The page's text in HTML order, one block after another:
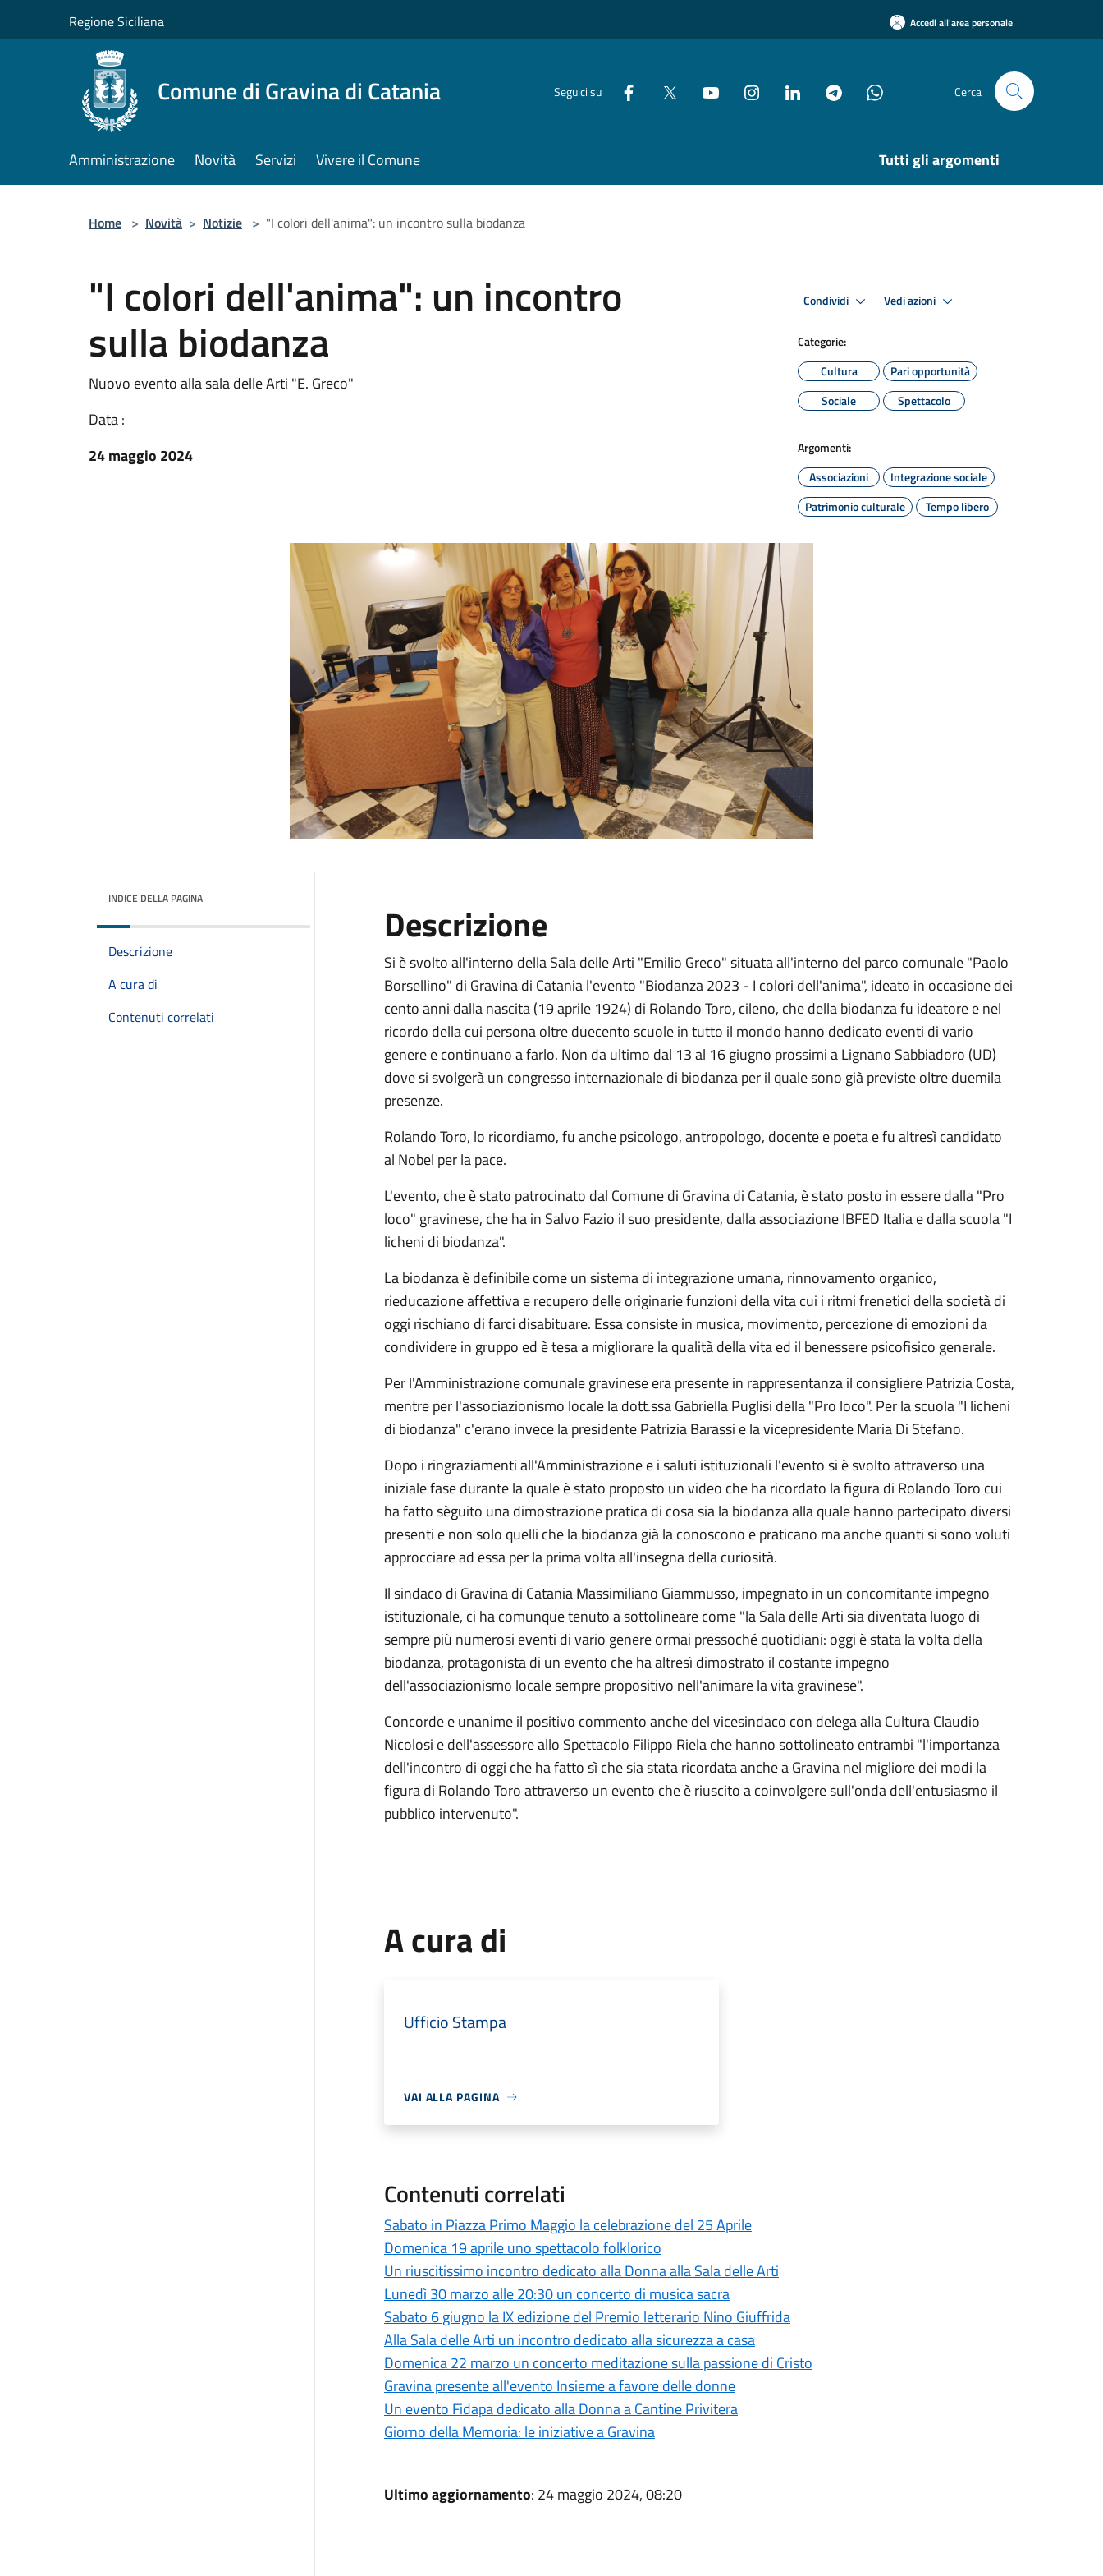
Regione Siciliana Accedi all'area personale
Comune di Gravina di Catania Seguici su Cerca
Amministrazione Novità Servizi Vivere il Comune Tutti gli argomenti
Home > Novità > Notizie > "I colori dell'anima": un incontro sulla biodanza
"I colori dell'anima": un incontro
sulla biodanza
Nuovo evento alla sala delle Arti "E. Greco"
Data :
24 maggio 2024
Condividi Vedi azioni
Categorie:
Cultura
Pari opportunità
Sociale
Spettacolo
Argomenti:
Associazioni
Integrazione sociale
Patrimonio culturale
Tempo libero
INDICE DELLA PAGINA
Descrizione
A cura di
Contenuti correlati
Descrizione
Si è svolto all'interno della Sala delle Arti "Emilio Greco" situata all'interno del parco comunale "Paolo
Borsellino" di Gravina di Catania l'evento "Biodanza 2023 - I colori dell'anima", ideato in occasione dei
cento anni dalla nascita (19 aprile 1924) di Rolando Toro, cileno, che della biodanza fu ideatore e nel
ricordo della cui persona oltre duecento scuole in tutto il mondo hanno dedicato eventi di vario
genere e continuano a farlo. Non da ultimo dal 13 al 16 giugno prossimi a Lignano Sabbiadoro (UD)
dove si svolgerà un congresso internazionale di biodanza per il quale sono già previste oltre duemila
presenze.
Rolando Toro, lo ricordiamo, fu anche psicologo, antropologo, docente e poeta e fu altresì candidato
al Nobel per la pace.
L'evento, che è stato patrocinato dal Comune di Gravina di Catania, è stato posto in essere dalla "Pro
loco" gravinese, che ha in Salvo Fazio il suo presidente, dalla associazione IBFED Italia e dalla scuola "I
licheni di biodanza".
La biodanza è definibile come un sistema di integrazione umana, rinnovamento organico,
rieducazione affettiva e recupero delle originarie funzioni della vita cui i ritmi frenetici della società di
oggi rischiano di farci disabituare. Essa consiste in musica, movimento, percezione di emozioni da
condividere in gruppo ed è tesa a migliorare la qualità della vita ed il benessere psicofisico generale.
Per l'Amministrazione comunale gravinese era presente in rappresentanza il consigliere Patrizia Costa,
mentre per l'associazionismo locale la dott.ssa Gabriella Puglisi della "Pro loco". Per la scuola "I licheni
di biodanza" c'erano invece la presidente Patrizia Barassi e la vicepresidente Maria Di Stefano.
Dopo i ringraziamenti all'Amministrazione e i saluti istituzionali l'evento si è svolto attraverso una
iniziale fase durante la quale è stato proposto un video che ha ricordato la figura di Rolando Toro cui
ha fatto sèguito una dimostrazione pratica di cosa sia la biodanza alla quale hanno partecipato diversi
presenti e non solo quelli che la biodanza già la conoscono e praticano ma anche quanti si sono voluti
approcciare ad essa per la prima volta all'insegna della curiosità.
Il sindaco di Gravina di Catania Massimiliano Giammusso, impegnato in un concomitante impegno
istituzionale, ci ha comunque tenuto a sottolineare come "la Sala delle Arti sia diventata luogo di
sempre più numerosi eventi di vario genere ormai pressoché quotidiani: oggi è stata la volta della
biodanza, protagonista di un evento che ha altresì dimostrato il costante impegno
dell'associazionismo locale sempre propositivo nell'animare la vita gravinese".
Concorde e unanime il positivo commento anche del vicesindaco con delega alla Cultura Claudio
Nicolosi e dell'assessore allo Spettacolo Filippo Riela che hanno sottolineato entrambi "l'importanza
dell'incontro di oggi che ha fatto sì che sia stata ricordata anche a Gravina nel migliore dei modi la
figura di Rolando Toro attraverso un evento che è riuscito a coinvolgere sull'onda dell'entusiasmo il
pubblico intervenuto".
A cura di
Ufficio Stampa
VAI ALLA PAGINA
Contenuti correlati
Sabato in Piazza Primo Maggio la celebrazione del 25 Aprile
Domenica 19 aprile uno spettacolo folklorico
Un riuscitissimo incontro dedicato alla Donna alla Sala delle Arti
Lunedì 30 marzo alle 20:30 un concerto di musica sacra
Sabato 6 giugno la IX edizione del Premio letterario Nino Giuffrida
Alla Sala delle Arti un incontro dedicato alla sicurezza a casa
Domenica 22 marzo un concerto meditazione sulla passione di Cristo
Gravina presente all'evento Insieme a favore delle donne
Un evento Fidapa dedicato alla Donna a Cantine Privitera
Giorno della Memoria: le iniziative a Gravina
Ultimo aggiornamento: 24 maggio 2024, 08:20